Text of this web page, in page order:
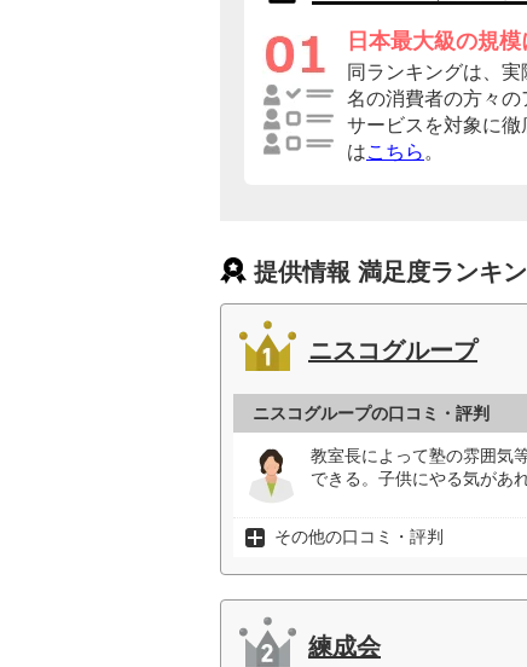
日本最大級の規
同ランキングは、
名の消費者の方々
サービスを対象に
はこちら 。
提供情報 満足度ランキ
ニスコグループ
ニスコグループの口コミ・評判
教室長によって塾の雰囲気
できる。子供にやる気があ
その他の口コミ・評判
練成会